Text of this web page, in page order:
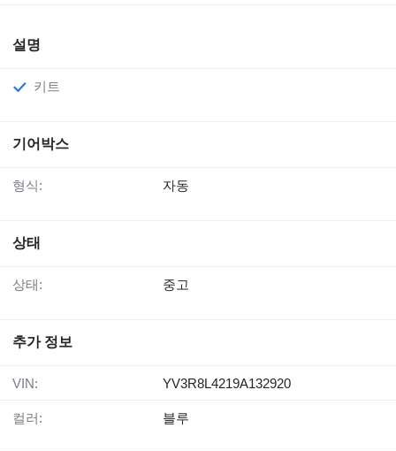
설명
키트
기어박스
형식: 자동
상태
상태: 중고
추가 정보
VIN: YV3R8L4219A132920
컬러: 블루